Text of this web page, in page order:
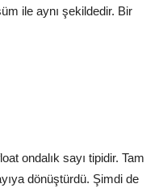
ile aynı şekildedir. Bir
ondalık sayı tipidir. Tam
dönüştürdü. Şimdi de